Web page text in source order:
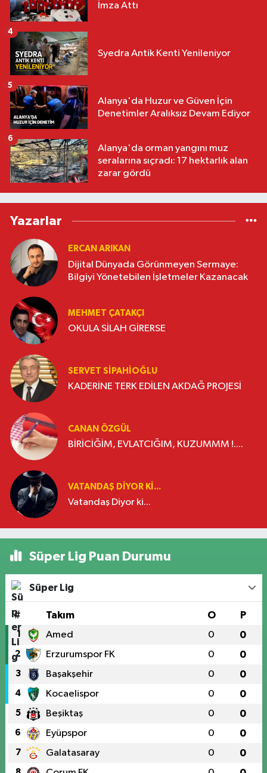
İmza Attı
Syedra Antik Kenti Yenileniyor
4
Alanya'da Huzur ve Güven İçin
Denetimler Aralıksız Devam Ediyor
5
Alanya'da orman yangını muz
seralarına sıçradı: 17 hektarlık alan
zarar gördü
6
Yazarlar
ERCAN ARIKAN
Dijital Dünyada Görünmeyen Sermaye:
Bilgiyi Yönetebilen İşletmeler Kazanacak
MEHMET ÇATAKÇI
OKULA SİLAH GİRERSE
SERVET SİPAHİOĞLU
KADERİNE TERK EDİLEN AKDAĞ PROJESİ
CANAN ÖZGÜL
BİRİCİĞİM, EVLATCIĞIM, KUZUMMM !....
VATANDAŞ DIYOR KI...
Vatandaş Diyor ki...
Süper Lig Puan Durumu
Süper Lig
# Takım O P
1 Amed 0 0
2 Erzurumspor FK 0 0
3 Başakşehir 0 0
4 Kocaelispor 0 0
5 Beşiktaş 0 0
6 Eyüpspor 0 0
7 Galatasaray 0 0